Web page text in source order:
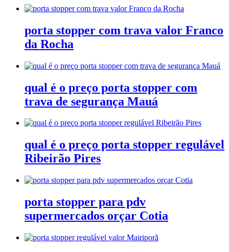
porta stopper com trava valor Franco
da Rocha
qual é o preço porta stopper com
trava de segurança Mauá
qual é o preço porta stopper regulável
Ribeirão Pires
porta stopper para pdv
supermercados orçar Cotia